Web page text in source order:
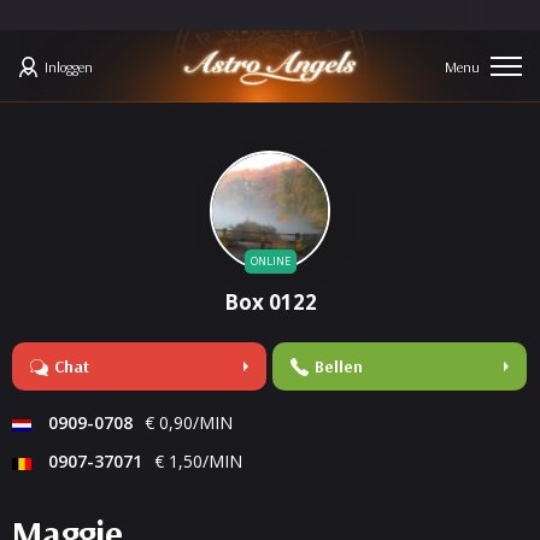
Inloggen
ONLINE
Box 0122
Chat Bellen
0909-0708 € 0,90/MIN
0907-37071
€ 1,50/MIN